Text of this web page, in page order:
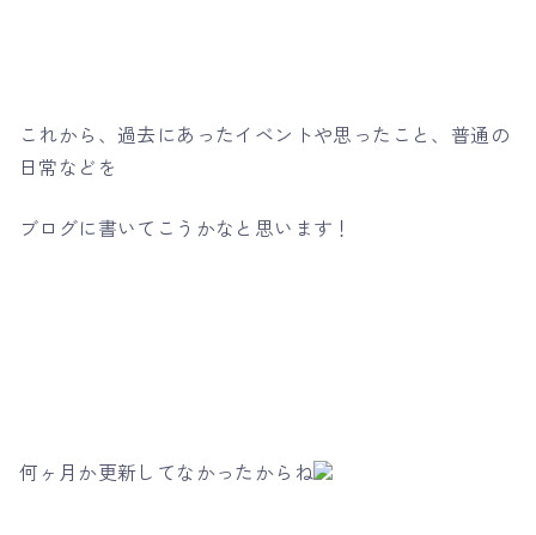
これから、過去にあったイベントや思ったこと、普通の
日常などを
ブログに書いてこうかなと思います！
何ヶ月か更新してなかったからね